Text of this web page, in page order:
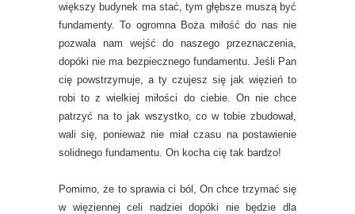
większy budynek ma stać, tym głębsze muszą być
fundamenty. To ogromna Boża miłość do nas nie
pozwala nam wejść do naszego przeznaczenia,
dopóki nie ma bezpiecznego fundamentu. Jeśli Pan
cię powstrzymuje, a ty czujesz się jak więzień to
robi to z wielkiej miłości do ciebie. On nie chce
patrzyć na to jak wszystko, co w tobie zbudował,
wali się, ponieważ nie miał czasu na postawienie
solidnego fundamentu. On kocha cię tak bardzo!
Pomimo, że to sprawia ci ból, On chce trzymać się
w więziennej celi nadziei dopóki nie będzie dla